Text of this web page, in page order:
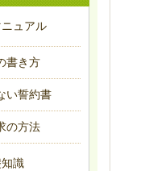
ュアル
書き方
い誓約書
の方法
識